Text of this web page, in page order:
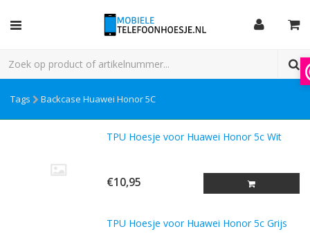
Tags Backcase Huawei Honor 5C
TPU Hoesje voor Huawei Honor 5c Wit
€10,95
TPU Hoesje voor Huawei Honor 5c Grijs